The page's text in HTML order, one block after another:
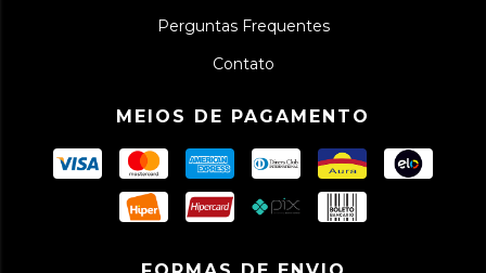
Perguntas Frequentes
Contato
MEIOS DE PAGAMENTO